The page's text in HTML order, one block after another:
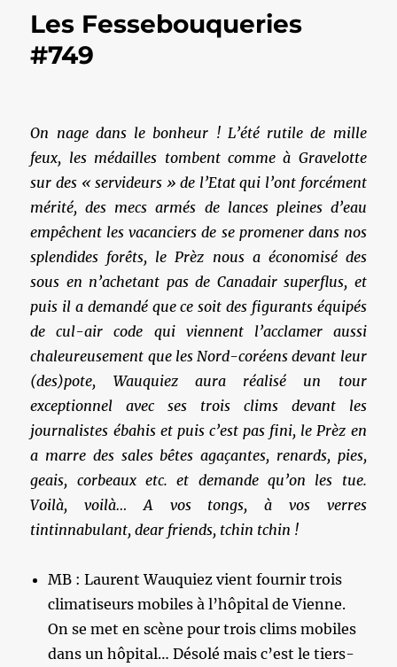
Les Fessebouqueries
#749
On nage dans le bonheur ! L’été rutile de mille
feux, les médailles tombent comme à Gravelotte
sur des « servideurs » de l’Etat qui l’ont forcément
mérité, des mecs armés de lances pleines d’eau
empêchent les vacanciers de se promener dans nos
splendides forêts, le Prèz nous a économisé des
sous en n’achetant pas de Canadair superflus, et
puis il a demandé que ce soit des figurants équipés
de cul-air code qui viennent l’acclamer aussi
chaleureusement que les Nord-coréens devant leur
(des)pote, Wauquiez aura réalisé un tour
exceptionnel avec ses trois clims devant les
journalistes ébahis et puis c’est pas fini, le Prèz en
a marre des sales bêtes agaçantes, renards, pies,
geais, corbeaux etc. et demande qu’on les tue.
Voilà, voilà… A vos tongs, à vos verres
tintinnabulant, dear friends, tchin tchin !
MB : Laurent Wauquiez vient fournir trois
climatiseurs mobiles à l’hôpital de Vienne.
On se met en scène pour trois clims mobiles
dans un hôpital… Désolé mais c’est le tiers-